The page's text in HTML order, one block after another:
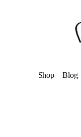
Shop Blog